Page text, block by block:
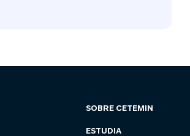
SOBRE CETEMIN
ESTUDIA